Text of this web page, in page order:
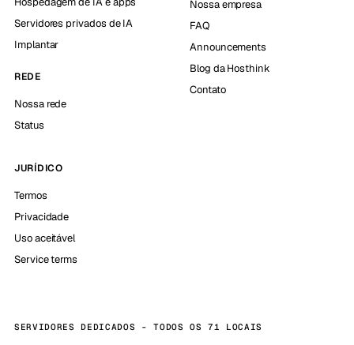
Servidores privados de IA
Implantar
REDE
Nossa rede
Status
Nossa empresa
FAQ
Announcements
Blog da Hosthink
Contato
JURÍDICO
Termos
Privacidade
Uso aceitável
Service terms
SERVIDORES DEDICADOS - TODOS OS 71 LOCAIS